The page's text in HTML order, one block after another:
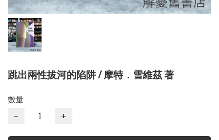
跳出兩性拔河的陷阱 / 摩特．雪維茲 著
數量
−
+